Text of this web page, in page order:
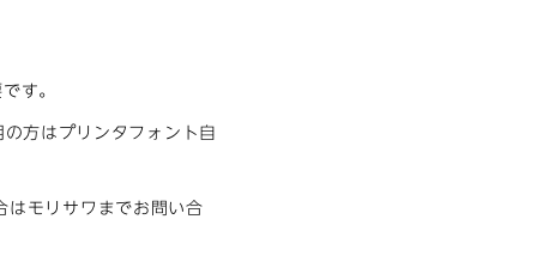
す。
方はプリンタフォント自
はモリサワまでお問い合